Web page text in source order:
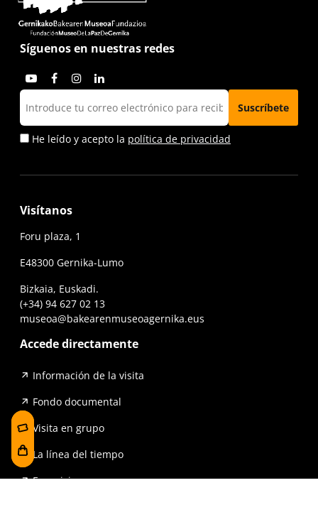
Síguenos en nuestras redes
He leído y acepto la política de privacidad
Visítanos
Foru plaza, 1
E48300 Gernika-Lumo
Bizkaia, Euskadi.
(+34) 94 627 02 13
museoa@bakearenmuseoagernika.eus
Accede directamente
Información de la visita
Fondo documental
Visita en grupo
La línea del tiempo
Exposiciones